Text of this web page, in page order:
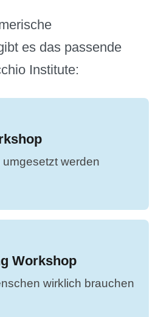
es das passende
Institute:
werden
Workshop
wirklich brauchen